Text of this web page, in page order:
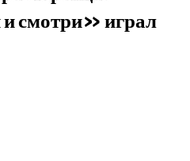
смотри» играл